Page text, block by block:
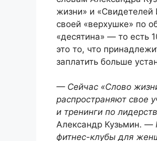
жизни» и «Свидетелей
своей «верхушке» по
«десятина» — то есть
это то, что
заплатить больше
— Сейчас «Слово
распространяют свое
и тренинги по
Александр Кузьмин. —
фитнес-клубы для